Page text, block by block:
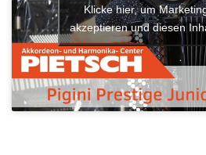
Klicke hier, um
akzeptieren und diesen